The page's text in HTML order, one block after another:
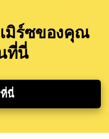
มิร์ซของคุณ
ที่นี่
นี่